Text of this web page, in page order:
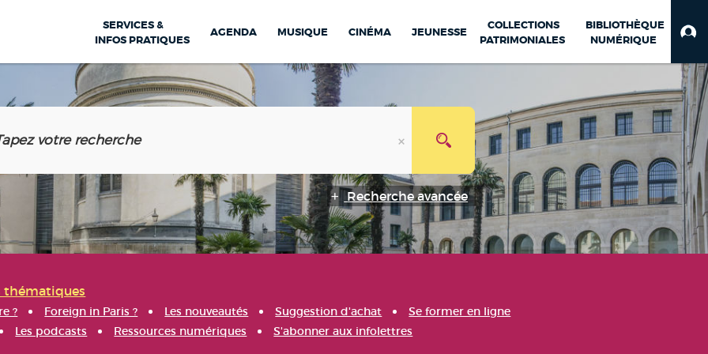
SERVICES &
INFOS PRATIQUES
AGENDA MUSIQUE CINÉMA JEUNESSE
COLLECTIONS
PATRIMONIALES
BIBLIOTHÈQUE
NUMÉRIQUE
Recherche avancée
thématiques
? Foreign in Paris ? Les nouveautés Suggestion d'achat
Se former en ligne
Les podcasts Ressources numériques S'abonner aux infolettres